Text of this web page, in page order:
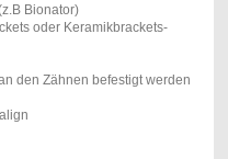
Bionator)
oder Keramikbrackets-
den Zähnen befestigt werden